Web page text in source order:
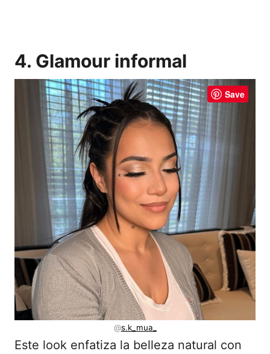
4. Glamour informal
Save
@s.k_mua_
Este look enfatiza la belleza natural con